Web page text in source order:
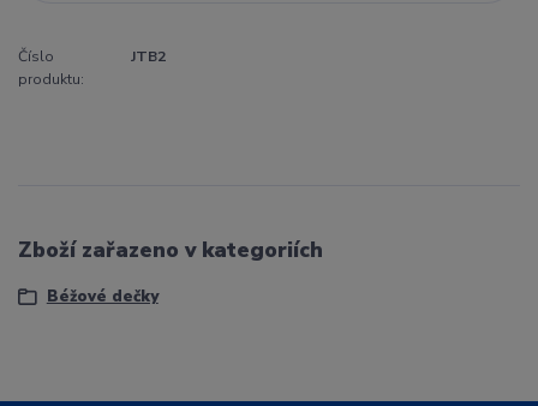
Číslo
produktu:
JTB2
Zboží zařazeno v kategoriích
Béžové dečky